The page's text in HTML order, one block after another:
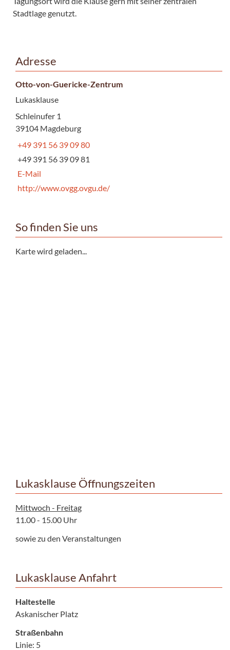
Stadtlage genutzt.
Adresse
Otto-von-Guericke-Zentrum
Lukasklause
Schleinufer 1
39104 Magdeburg
+49 391 56 39 09 80
+49 391 56 39 09 81
E-Mail
http://www.ovgg.ovgu.de/
So finden Sie uns
Karte wird geladen...
Lukasklause Öffnungszeiten
Mittwoch - Freitag
11.00 - 15.00 Uhr
sowie zu den Veranstaltungen
Lukasklause Anfahrt
Haltestelle
Askanischer Platz
Straßenbahn
Linie: 5